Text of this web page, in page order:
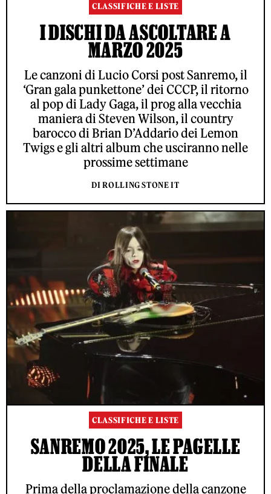
CLASSIFICHE E LISTE
I DISCHI DA ASCOLTARE A
MARZO 2025
Le canzoni di Lucio Corsi post Sanremo, il
‘Gran gala punkettone’ dei CCCP, il ritorno
al pop di Lady Gaga, il prog alla vecchia
maniera di Steven Wilson, il country
barocco di Brian D’Addario dei Lemon
Twigs e gli altri album che usciranno nelle
prossime settimane
DI ROLLING STONE IT
CLASSIFICHE E LISTE
SANREMO 2025, LE PAGELLE
DELLA FINALE
Prima della proclamazione della canzone